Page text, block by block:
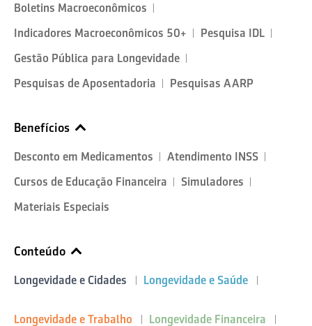
Boletins Macroeconômicos
Indicadores Macroeconômicos 50+
Pesquisa IDL
Gestão Pública para Longevidade
Pesquisas de Aposentadoria
Pesquisas AARP
Benefícios
Desconto em Medicamentos
Atendimento INSS
Cursos de Educação Financeira
Simuladores
Materiais Especiais
Conteúdo
Longevidade e Cidades Longevidade e Saúde
Longevidade e Trabalho Longevidade Financeira